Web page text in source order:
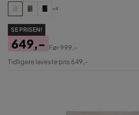
+4
SE PRISEN!
Pris
649,-
Original
Før999,-
Tidligere laveste pris 649,-